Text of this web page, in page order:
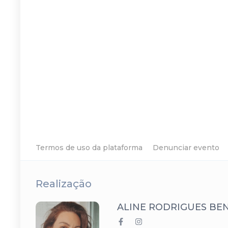
Termos de uso da plataforma Denunciar evento
Realização
ALINE RODRIGUES